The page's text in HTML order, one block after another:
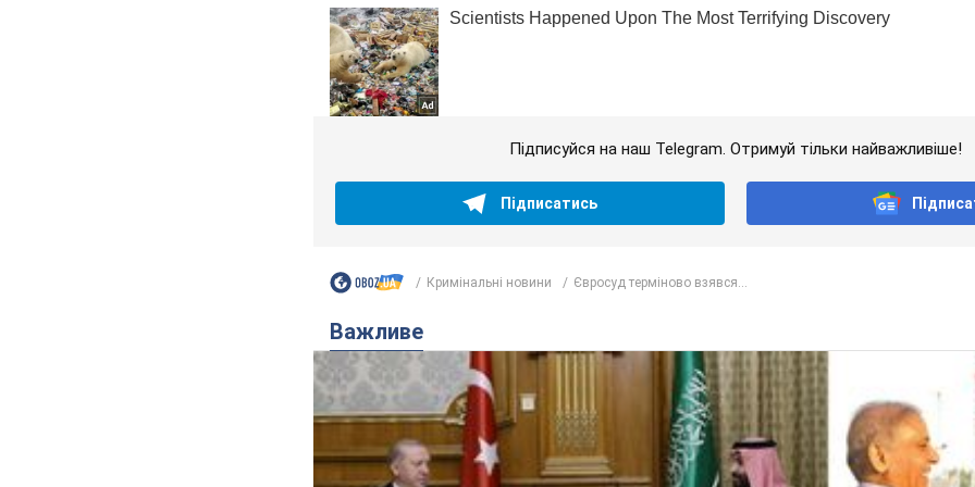
Підписуйся на наш Telegram. Отримуй тільки найважливіше!
Підписатись
Кримінальні новини Євросуд терміново взявся...
Важливе